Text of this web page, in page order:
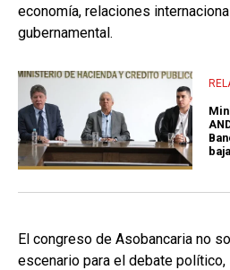
economía, relaciones
gubernamental.
El congreso de Asobancaria no
escenario para el debate